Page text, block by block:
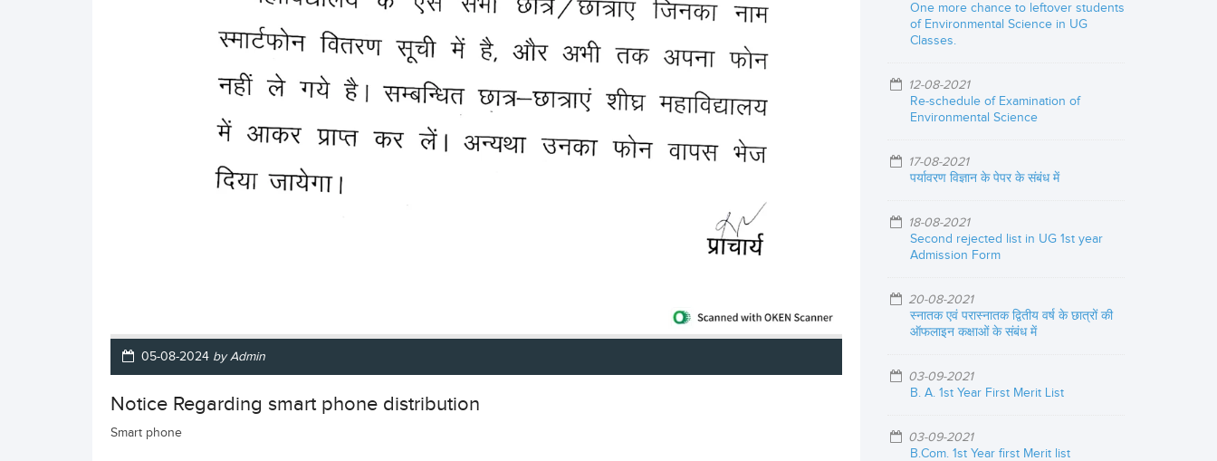
05-08-2024by Admin
Notice Regarding smart phone distribution
Smart phone
One more chance to leftover students
of Environmental Science in UG
Classes.
12-08-2021
Re-schedule of Examination of
Environmental Science
17-08-2021
पर्यावरण विज्ञान के पेपर के संबंध में
18-08-2021
Second rejected list in UG 1st year
Admission Form
20-08-2021
स्नातक एवं परास्नातक द्वितीय वर्ष के छात्रों की
ऑफलाइन कक्षाओं के संबंध में
03-09-2021
B. A. 1st Year First Merit List
03-09-2021
B.Com. 1st Year first Merit list